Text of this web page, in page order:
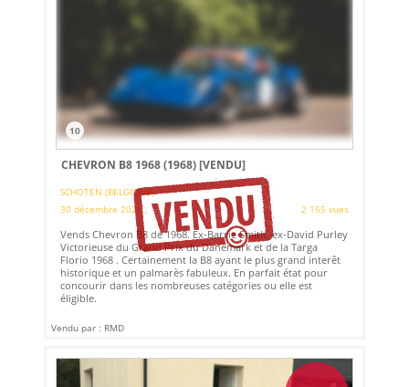
10
CHEVRON B8 1968 (1968)[VENDU]
SCHOTEN (BELGIQUE)
30 décembre 2021
2 155 vues
Vends Chevron B8 de 1968. Ex-Barrie Smith, ex-David Purley
Victorieuse du Grand Prix du Danemark et de la Targa
Florio 1968 . Certainement la B8 ayant le plus grand interêt
historique et un palmarès fabuleux. En parfait état pour
concourir dans les nombreuses catégories ou elle est
éligible.
Vendu par : RMD